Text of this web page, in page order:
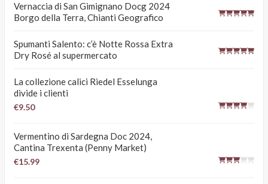
Vernaccia di San Gimignano Docg 2024
Borgo della Terra, Chianti Geografico
Spumanti Salento: c’è Notte Rossa Extra
Dry Rosé al supermercato
La collezione calici Riedel Esselunga
divide i clienti
€9.50
Vermentino di Sardegna Doc 2024,
Cantina Trexenta (Penny Market)
€15.99